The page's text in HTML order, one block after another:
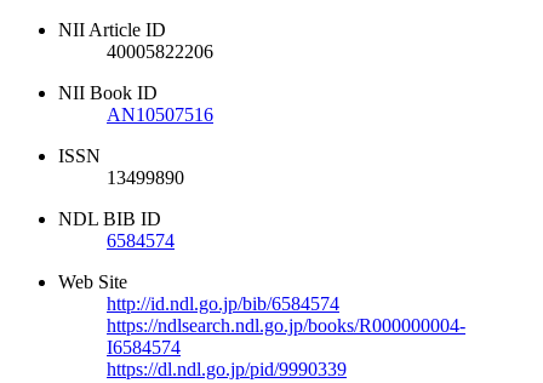
NII Article ID
40005822206
NII Book ID
AN10507516
ISSN
13499890
NDL BIB ID
6584574
Web Site
http://id.ndl.go.jp/bib/6584574
https://ndlsearch.ndl.go.jp/books/R000000004-
I6584574
https://dl.ndl.go.jp/pid/9990339